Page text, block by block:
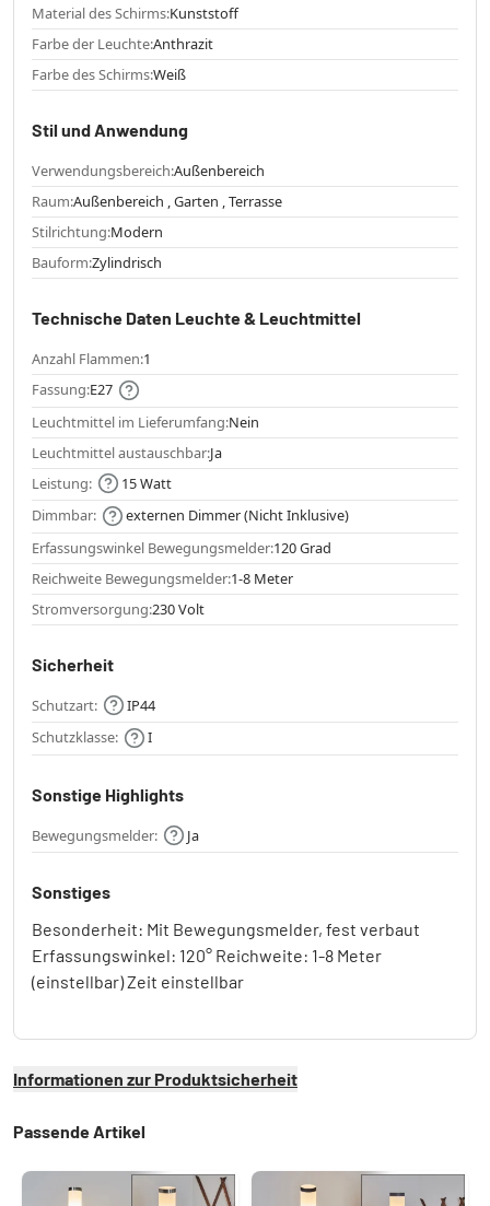
Material des Schirms:Kunststoff
Farbe der Leuchte:Anthrazit
Farbe des Schirms:Weiß
Stil und Anwendung
Verwendungsbereich:Außenbereich
Raum:Außenbereich , Garten , Terrasse
Stilrichtung:Modern
Bauform:Zylindrisch
Technische Daten Leuchte & Leuchtmittel
Anzahl Flammen:1
Fassung:E27
Leuchtmittel im Lieferumfang:Nein
Leuchtmittel austauschbar:Ja
Leistung:
15 Watt
Dimmbar:
externen Dimmer (Nicht Inklusive)
Erfassungswinkel Bewegungsmelder:120 Grad
Reichweite Bewegungsmelder:1-8 Meter
Stromversorgung:230 Volt
Sicherheit
Schutzart:
IP44
Schutzklasse:
I
Sonstige Highlights
Bewegungsmelder: Ja
Sonstiges
Besonderheit: Mit Bewegungsmelder, fest verbaut
Erfassungswinkel: 120° Reichweite: 1-8 Meter
(einstellbar) Zeit einstellbar
Informationen zur Produktsicherheit
Passende Artikel